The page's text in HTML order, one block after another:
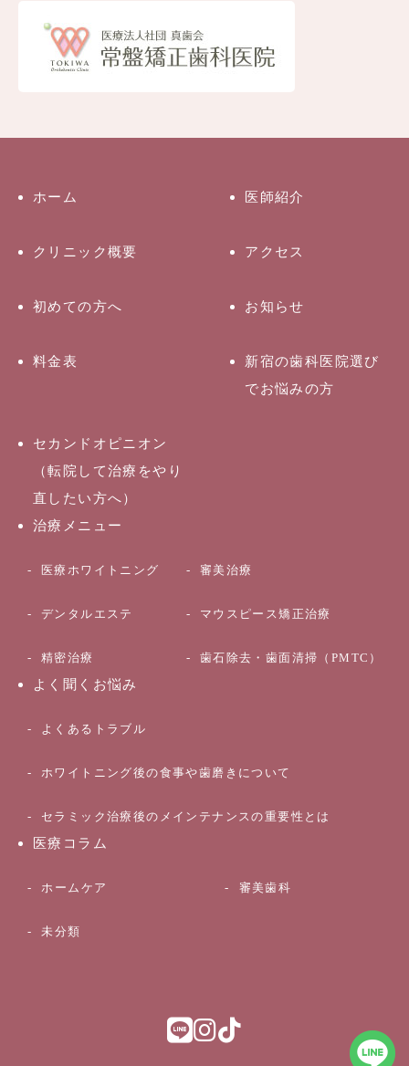
ホーム 医師紹介
クリニック概要 アクセス
初めての方へ お知らせ
料金表
新宿の歯科医院選び
でお悩みの方
セカンドオピニオン
（転院して治療をやり
直したい方へ）
治療メニュー
医療ホワイトニング 審美治療
デンタルエステ マウスピース矯正治療
精密治療 歯石除去・歯面清掃（PMTC）
よく聞くお悩み
よくあるトラブル
ホワイトニング後の食事や歯磨きについて
セラミック治療後のメインテナンスの重要性とは
医療コラム
ホームケア 審美歯科
未分類